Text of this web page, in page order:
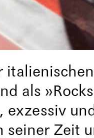
als
exzessiv
Zeit